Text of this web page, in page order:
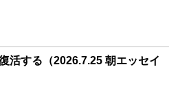
活する（2026.7.25 朝エッセイ